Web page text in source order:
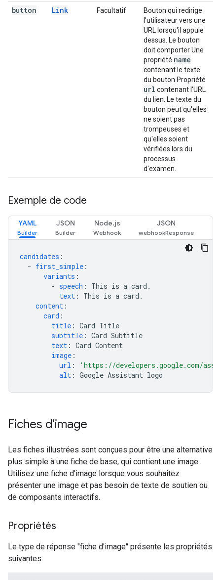
button Link Facultatif
Bouton qui redirige
l'utilisateur vers une
URL lorsqu'il appuie
dessus. Le bouton
doit comporter Une
propriété name
contenant le texte
du bouton Propriété
url contenant l'URL
du lien. Le texte du
bouton peut qu'elles
ne soient pas
trompeuses et
qu'elles soient
vérifiées lors du
processus
d'examen.
Exemple de code
YAML JSON Node.js JSON
candidates :
- first_simple :
variants :
- speech :
This is a card.
text :
This is a card.
content :
card :
title : Card Title
subtitle : Card Subtitle
text : Card Content
image :
url :
'https://developers.google.com/
alt : Google Assistant logo
Fiches d'image
Les fiches illustrées sont conçues pour être une alternative
plus simple à une fiche de base, qui contient une image.
Utilisez une fiche d'image lorsque vous souhaitez
présenter une image et pas besoin de texte de soutien ou
de composants interactifs.
Propriétés
Le type de réponse "fiche d'image" présente les propriétés
suivantes: